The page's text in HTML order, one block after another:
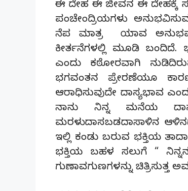
ಈ ದೇಹ ಈ ಜೀವನ ಈ ದೇಹಕ್ಕೆ
ಪಂಚೇಂದ್ರಿಯಗಳು
ನೆಪ ಮಾತ್ರ ಯಾವ
ಕೀರ್ತನೆಗಳಲ್ಲಿ ಮೂಡಿ ಬಂದಿದೆ.
ಎಂದು ಕಠೋರವಾಗಿ
ಭಗವಂತನ ಪ್ರೇರಣೆಯೂ
ಆರಾಧಿಸುವುದೇ ದಾಸ್ಯಭಾವ
ನಾನು ನಿನ್ನ ಮನೆಯ
ಮರಳುದಾಸಬಡದಾಸಾಳಿನ
ಇಲ್ಲಿ ಕಂಡು ಬರುವ ಭಕ್ತಿಯ
ಭಕ್ತಿಯ ಬಹಳ ಸಲುಗೆ “
ಗುಣಾವಗುಣಗಳನ್ನು ಚಿತ್ರಿಸುತ್ತ